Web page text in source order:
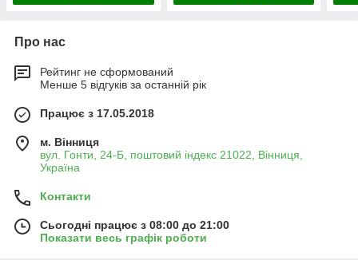
Про нас
Рейтинг не сформований
Менше 5 відгуків за останній рік
Працює з 17.05.2018
м. Вінниця
вул. Гонти, 24-Б, поштовий індекс 21022, Вінниця,
Україна
Контакти
Сьогодні працює з 08:00 до 21:00
Показати весь графік роботи